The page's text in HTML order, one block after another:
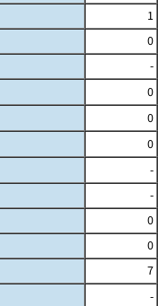
1
0
-
0
0
0
-
-
0
0
7
-